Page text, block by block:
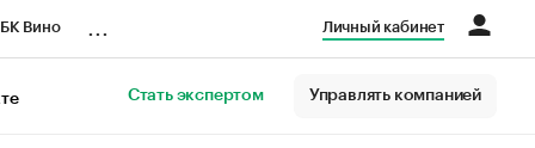
Вино Личный кабинет
Стать экспертом Управлять компанией